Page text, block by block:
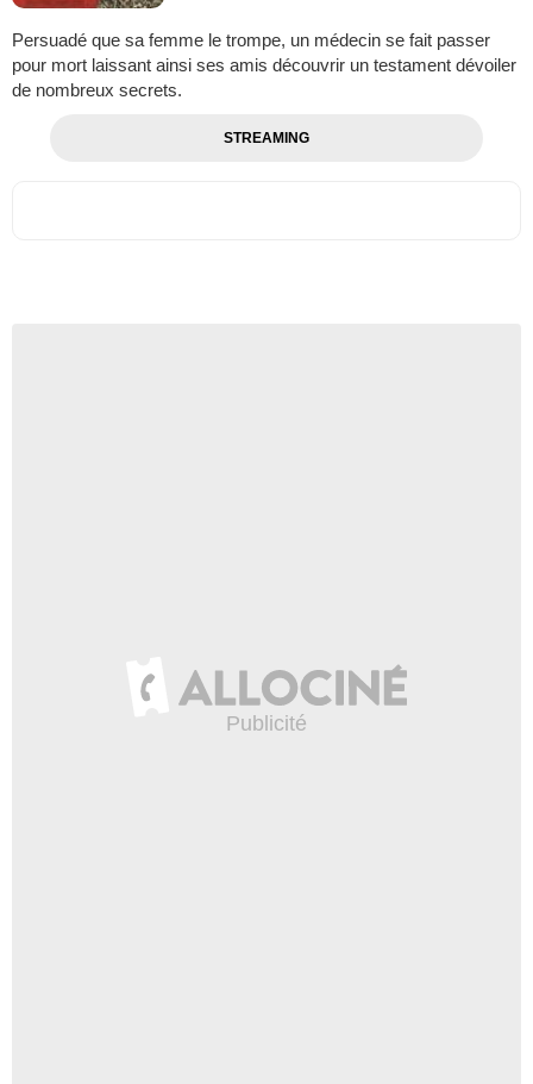
Persuadé que sa femme le trompe, un médecin se fait passer
pour mort laissant ainsi ses amis découvrir un testament dévoiler
de nombreux secrets.
STREAMING